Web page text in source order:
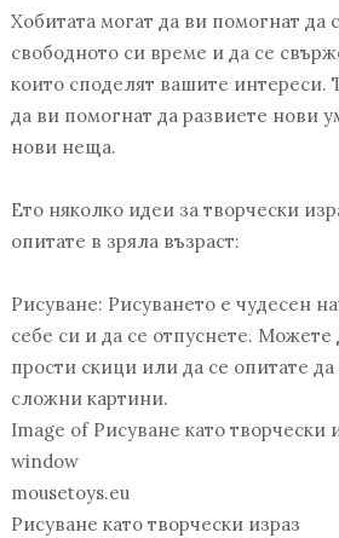
Хобитата могат да ви помогнат да
свободното си време и да се
които споделят вашите интереси.
да ви помогнат да развиете нови
нови неща.
Ето няколко идеи за творчески
опитате в зряла възраст:
Рисуване: Рисуването е чудесен
себе си и да се отпуснете. Можете
прости скици или да се опитате
сложни картини.
Image of Рисуване като творчески
window
mousetoys.eu
Рисуване като творчески израз